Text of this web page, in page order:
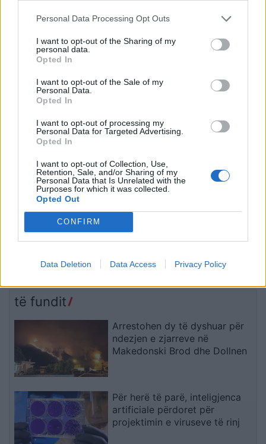
Personal Data Processing Opt Outs
I want to opt-out of the Sharing of my
personal data.
Opted In
I want to opt-out of the Sale of my
Personal Data.
Opted In
I want to opt-out of processing my
Personal Data for Targeted Advertising.
Opted In
I want to opt-out of Collection, Use,
Retention, Sale, and/or Sharing of my
Personal Data that Is Unrelated with the
Purposes for which it was collected.
Opted Out
CONFIRM
Data Deletion Data Access Privacy Policy
Kavajë
banorëve të Big Brother
VIP 5
Loredana Brati shfaqet
elegante në një ambient
luksoz me pishinë, ndan
momente relaksi me
ndjekësit
tërheq vëmendjen me
imazhet e reja të
Adelina Ismaili rikthehet
me projekt të ri/ Zbulon
bashkëpunimin surprizë
me Gimbo-n
Katerina nga “Për’puthen”
sjell në jetë vajzën e saj:
Dielli im, gjithçka ime
të fundit
Arrestohen dy të dyshuar për
ndezjen e zjarreve në
Makedonski Brod dhe Dollnen
Për herë të parë, inteligjenca
artificiale përdoret për
projektimin e viruseve të rinj